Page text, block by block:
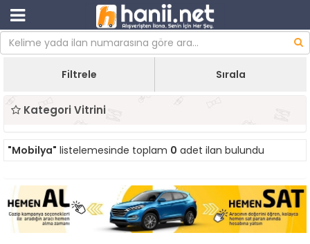
Filtrele Sırala
Kategori Vitrini
"Mobilya" listelemesinde toplam 0 adet ilan bulundu